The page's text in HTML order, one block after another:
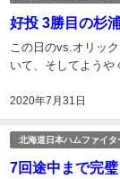
好投 3勝目の杉
2020年7月31日
この日のvs.オリッ
いて、そしてようや
北海道日本ハムファイタ
7回途中まで完